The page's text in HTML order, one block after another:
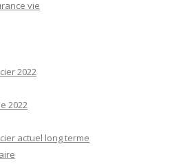
vie
2022
2022
actuel long terme